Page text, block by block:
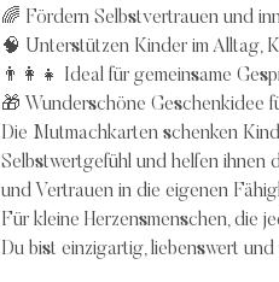
🌈 Fördern Selbstvertrauen und
🧠 Unterstützen Kinder im Alltag,
👨‍👩‍👧 Ideal für gemeinsame
🎁 Wunderschöne Geschenkidee
Die Mutmachkarten schenken
Selbstwertgefühl und helfen ihnen
und Vertrauen in die eigenen
Für kleine Herzensmenschen, die
Du bist einzigartig, liebenswert und